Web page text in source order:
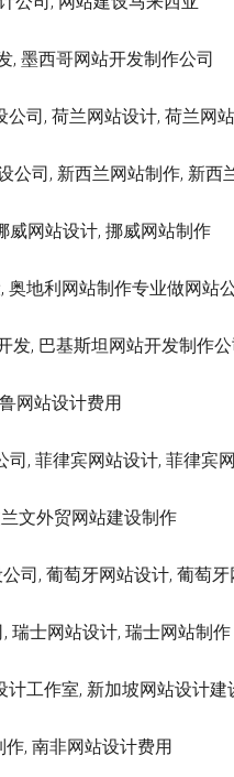
, 墨西哥网站开发制作公司
司, 荷兰网站设计, 荷兰网
公司, 新西兰网站制作, 新西
威网站设计, 挪威网站制作
奥地利网站制作专业做网站
发, 巴基斯坦网站开发制作公
网站设计费用
司, 菲律宾网站设计, 菲律宾
文外贸网站建设制作
司, 葡萄牙网站设计, 葡萄
瑞士网站设计, 瑞士网站制作
计工作室, 新加坡网站设计建
作, 南非网站设计费用